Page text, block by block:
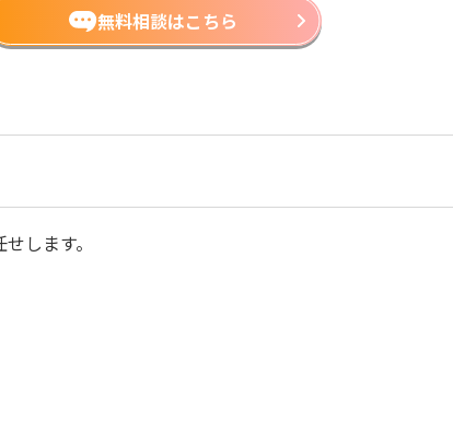
無料相談はこちら
します。